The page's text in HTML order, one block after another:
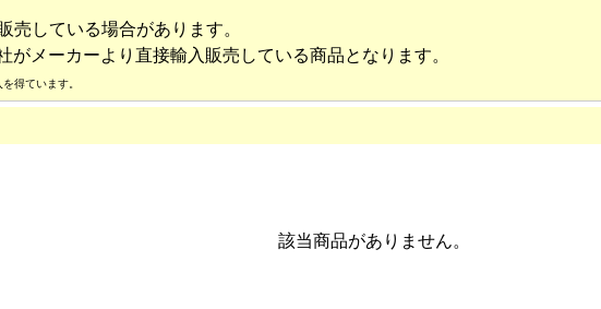
売している場合があります。
がメーカーより直接輸入販売している商品となります。
得ています。
該当商品がありません。